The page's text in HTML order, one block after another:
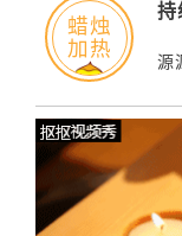
蜡烛
加热
持
源